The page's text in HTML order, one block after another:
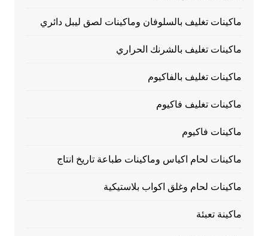
ماكينات تغليف بالسلوفان وماكينات لصق ليبل دائري
ماكينات تغليف بالشرنك الحراري
ماكينات تغليف بالفاكيوم
ماكينات تغليف فاكيوم
ماكينات فاكيوم
ماكينات لحام اكياس وماكينات طباعة تاريخ انتاج
ماكينات لحام وغلق اكواب بلاستيكية
ماكينة تعبئة